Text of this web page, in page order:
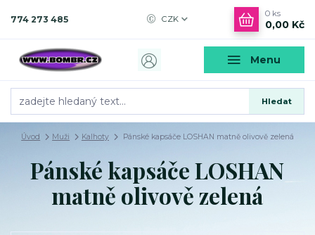
Menu
CZK
Hledat
774 273 485
0 ks
0,00 Kč
Úvod Muži Kalhoty Pánské kapsáče LOSHAN matně olivově zelená
Pánské kapsáče LOSHAN
matně olivově zelená